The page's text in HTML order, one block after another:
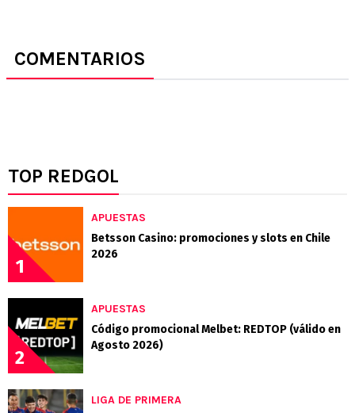
COMENTARIOS
TOP REDGOL
1
APUESTAS
Betsson Casino: promociones y slots en Chile
2026
2
APUESTAS
Código promocional Melbet: REDTOP (válido en
Agosto 2026)
LIGA DE PRIMERA